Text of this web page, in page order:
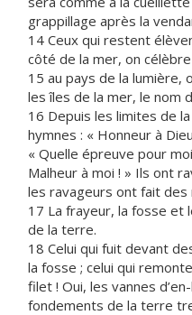
grappillage après la
14 Ceux qui restent
côté de la mer, on
15 au pays de la lumière,
les îles de la mer, le nom
16 Depuis les limites de
hymnes : « Honneur à
« Quelle épreuve pour
Malheur à moi ! » Ils ont
les ravageurs ont fait des
17 La frayeur, la fosse
de la terre.
18 Celui qui fuit devant
la fosse ; celui qui
filet ! Oui, les vannes
fondements de la terre